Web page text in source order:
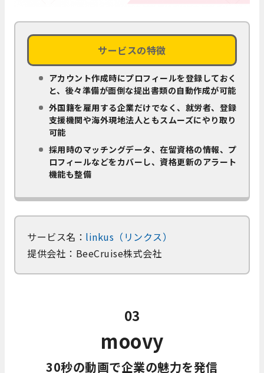
サービスの特徴
アカウント作成時にプロフィールを登録しておく
と、後々準備が面倒な提出書類の自動作成が可能
外国籍を雇用する企業だけでなく、就労者、登録
支援機関や海外現地法人ともスムーズにやり取り
可能
採用時のマッチングデータ、在留資格の情報、プ
ロフィールなどをカバーし、資格更新のアラート
機能も整備
サービス名： linkus（リンクス）
提供会社：BeeCruise株式会社
03
moovy
30秒の動画で企業の魅力を発信